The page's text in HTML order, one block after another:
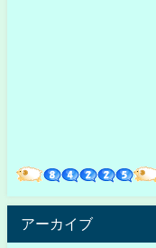
アーカイブ